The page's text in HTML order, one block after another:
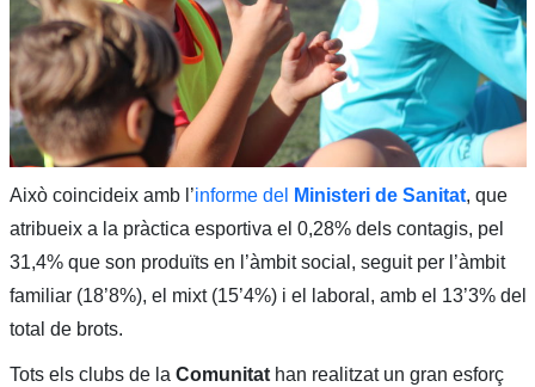
Això coincideix amb l’informe del Ministeri de Sanitat, que
atribueix a la pràctica esportiva el 0,28% dels contagis, pel
31,4% que son produïts en l’àmbit social, seguit per l’àmbit
familiar (18’8%), el mixt (15’4%) i el laboral, amb el 13’3% del
total de brots.
Tots els clubs de la Comunitat han realitzat un gran esforç